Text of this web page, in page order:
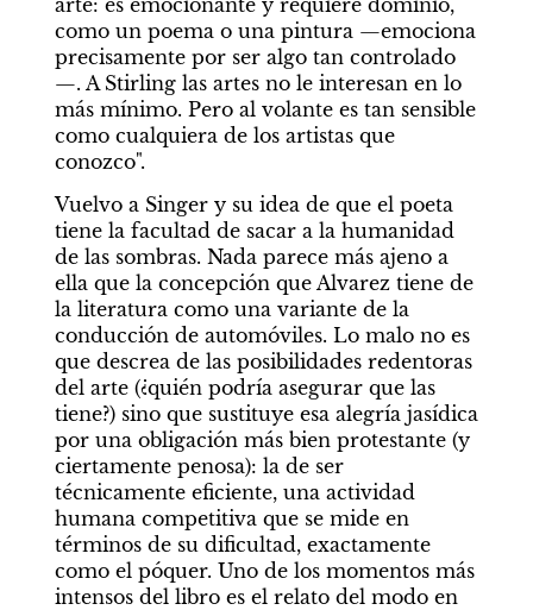
arte: es emocionante y requiere dominio,
como un poema o una pintura —emociona
precisamente por ser algo tan controlado
—. A Stirling las artes no le interesan en lo
más mínimo. Pero al volante es tan sensible
como cualquiera de los artistas que
conozco".
Vuelvo a Singer y su idea de que el poeta
tiene la facultad de sacar a la humanidad
de las sombras. Nada parece más ajeno a
ella que la concepción que Alvarez tiene de
la literatura como una variante de la
conducción de automóviles. Lo malo no es
que descrea de las posibilidades redentoras
del arte (¿quién podría asegurar que las
tiene?) sino que sustituye esa alegría jasídica
por una obligación más bien protestante (y
ciertamente penosa): la de ser
técnicamente eficiente, una actividad
humana competitiva que se mide en
términos de su dificultad, exactamente
como el póquer. Uno de los momentos más
intensos del libro es el relato del modo en